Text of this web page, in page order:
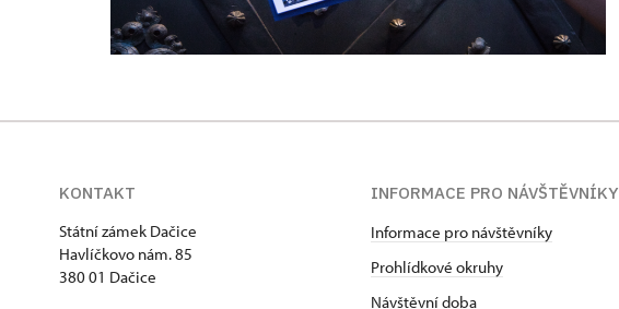
KONTAKT
Státní zámek Dačice
Havlíčkovo nám. 85
380 01 Dačice
INFORMACE PRO NÁVŠTĚVNÍKY
Informace pro návštěvníky
Prohlídkové okruhy
Návštěvní doba